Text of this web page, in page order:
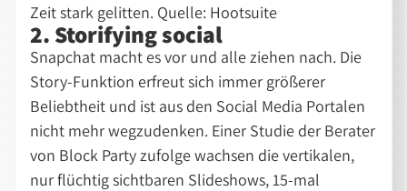
Zeit stark gelitten. Quelle: Hootsuite
2. Storifying social
Snapchat macht es vor und alle ziehen nach. Die
Story-Funktion erfreut sich immer größerer
Beliebtheit und ist aus den Social Media Portalen
nicht mehr wegzudenken. Einer Studie der Berater
von Block Party zufolge wachsen die vertikalen,
nur flüchtig sichtbaren Slideshows, 15-mal